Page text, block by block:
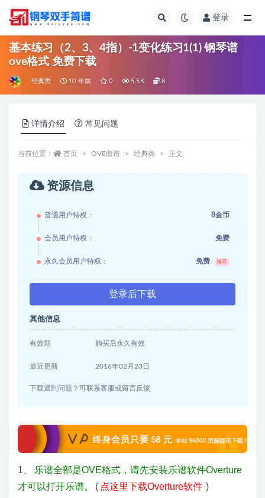
登录
基本练习（2、3、4指）-1变化练习1(1) 钢琴谱
ove格式 免费下载
经典类 10 年前 0 5.5K 8
详情介绍 常见问题
当前位置： 首页 OVE曲谱 经典类 正文
资源信息
普通用户特权： 8金币
会员用户特权： 免费
永久会员用户特权： 免费 推荐
登录后下载
其他信息
有效期 购买后永久有效
最近更新 2016年02月23日
下载遇到问题？可联系客服或留言反馈
1、
乐谱全部是OVE格式，请先安装乐谱软件Overture
才可以打开乐谱。
( 点这里下载Overture软件 )